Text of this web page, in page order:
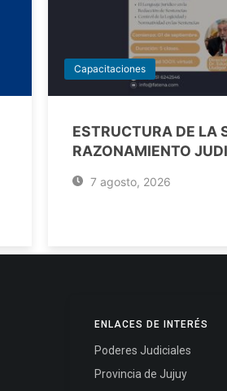
Capacitaciones
ESTRUCTURA DE LA
RAZONAMIENTO
7 agosto, 2026
ENLACES DE INTERÉS
Poderes Judiciales
Provincia de Jujuy